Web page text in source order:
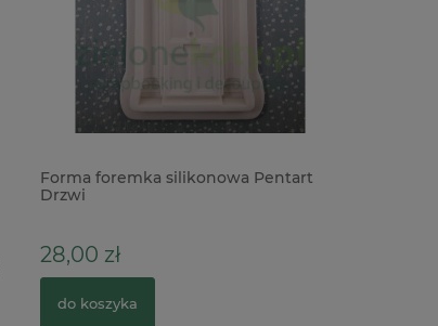
Forma foremka silikonowa Pentart
Drzwi
28,00 zł
do koszyka